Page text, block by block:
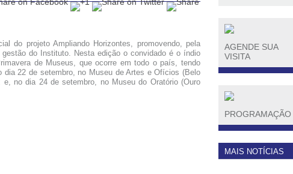
do projeto Ampliando Horizontes, promovendo, pela
do Instituto. Nesta edição o convidado é o índio
de Museus, que ocorre em todo o país, tendo
22 de setembro, no Museu de Artes e Ofícios (Belo
e, no dia 24 de setembro, no Museu do Oratório (Ouro
AGENDE SUA
VISITA
PROGRAMAÇÃO
MAIS NOTÍCIAS